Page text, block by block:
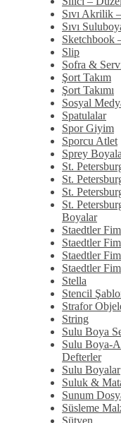
Sıvı Akrilik
Sıvı
Sketchbook
Slip
Sofra &
Şort Takım
Şort Takımı
Sosyal
Spatulalar
Spor Giyim
Sporcu Atlet
Sprey
St.
St.
St.
St.
Boyalar
Staedtler
Staedtler
Staedtler
Staedtler
Stella
Stencil
Strafor
String
Sulu Boya
Sulu Boya-
Defterler
Sulu Boyalar
Suluk &
Sunum
Süsleme
Sütyen